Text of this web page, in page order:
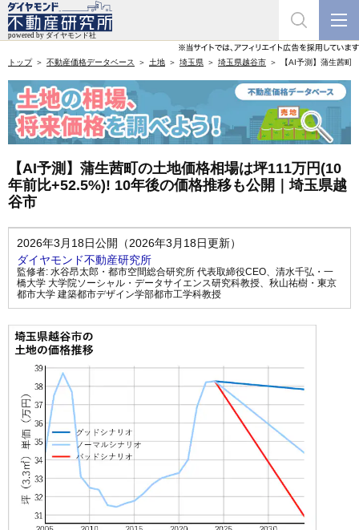
トップ 不動産価格データベース 土地 埼玉県 埼玉県越谷市 【AI予測】蒲生茜
【AI予測】蒲生茜町の土地価格相場は坪111万円(10
年前比+52.5%)! 10年後の価格推移も公開｜埼玉県越
谷市
2026年3月18日公開（2026年3月18日更新）
ダイヤモンド不動産研究所
監修者: 水谷昂太郎・都市空間総合研究所 代表取締役CEO、 清水千弘・一
橋大学 大学院ソーシャル・データサイエンス研究科教授、 秋山祐樹・東京
都市大学 建築都市デザイン学部都市工学科教授